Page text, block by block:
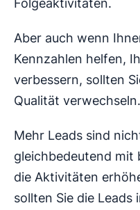
Folgeaktivitäten.
Aber auch wenn
Kennzahlen helfen,
verbessern, sollten
Qualität verwechseln.
Mehr Leads sind
gleichbedeutend mit
die Aktivitäten
sollten Sie die Leads